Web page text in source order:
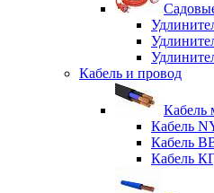
Кабель и провод
Кабель
Кабель
Кабель
Кабель